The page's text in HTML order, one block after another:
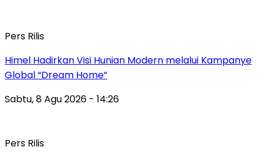
Pers Rilis
Himel Hadirkan Visi Hunian Modern melalui Kampanye
Global “Dream Home”
Sabtu, 8 Agu 2026 - 14:26
Pers Rilis